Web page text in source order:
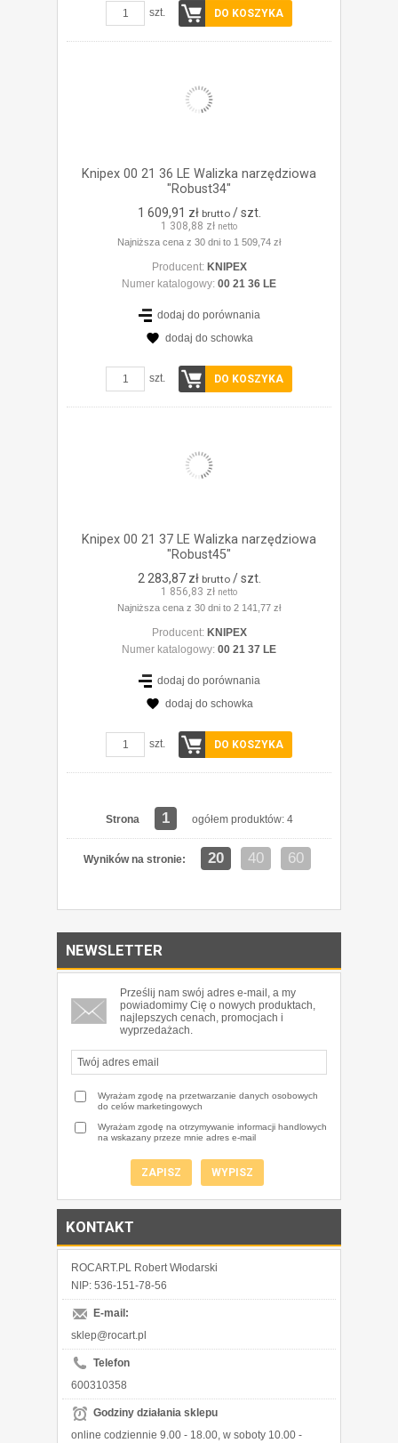
szt. DO KOSZYKA
Knipex 00 21 36 LE Walizka narzędziowa
"Robust34"
1 609,91 zł brutto / szt.
1 308,88 zł netto
Najniższa cena z 30 dni to 1 509,74 zł
Producent: KNIPEX
Numer katalogowy: 00 21 36 LE
dodaj do porównania
dodaj do schowka
szt. DO KOSZYKA
Knipex 00 21 37 LE Walizka narzędziowa
"Robust45"
2 283,87 zł brutto / szt.
1 856,83 zł netto
Najniższa cena z 30 dni to 2 141,77 zł
Producent: KNIPEX
Numer katalogowy: 00 21 37 LE
dodaj do porównania
dodaj do schowka
szt. DO KOSZYKA
Strona 1 ogółem produktów: 4
Wyników na stronie: 20 40 60
NEWSLETTER
Prześlij nam swój adres e-mail, a my
powiadomimy Cię o nowych produktach,
najlepszych cenach, promocjach i
wyprzedażach.
Wyrażam zgodę na przetwarzanie danych osobowych
do celów marketingowych
Wyrażam zgodę na otrzymywanie informacji handlowych
na wskazany przeze mnie adres e-mail
KONTAKT
ROCART.PL Robert Włodarski
NIP: 536-151-78-56
E-mail:
sklep@rocart.pl
Telefon
600310358
Godziny działania sklepu
online codziennie 9.00 - 18.00, w soboty 10.00 -